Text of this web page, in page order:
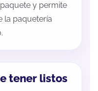
y permite
la paquetería
tener listos